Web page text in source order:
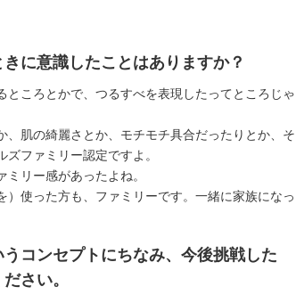
に意識したことはありますか？
ころとかで、つるすべを表現したってところじゃ
肌の綺麗さとか、モチモチ具合だったりとか、そ
ファミリー認定ですよ。
リー感があったよね。
使った方も、ファミリーです。一緒に家族になっ
コンセプトにちなみ、今後挑戦した
さい。